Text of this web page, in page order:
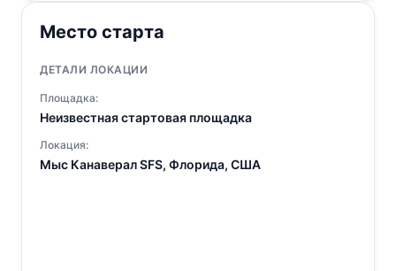
Место старта
ДЕТАЛИ ЛОКАЦИИ
Площадка:
Неизвестная стартовая площадка
Локация:
Мыс Канаверал SFS, Флорида, США